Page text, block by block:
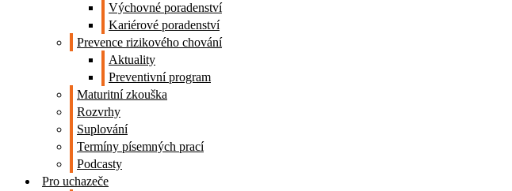
Výchovné poradenství
Kariérové poradenství
Prevence rizikového chování
Aktuality
Preventivní program
Maturitní zkouška
Rozvrhy
Suplování
Termíny písemných prací
Podcasty
Pro uchazeče